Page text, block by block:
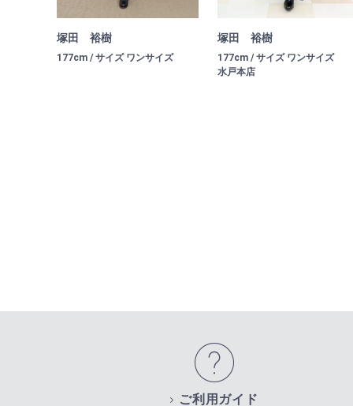
塚田 裕樹
177cm / サイズ ワンサイズ
塚田 裕樹
177cm / サイズ ワンサイズ
水戸本店
ご利用ガイド